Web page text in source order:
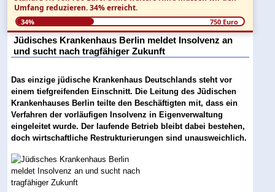
Umfang reduzieren.34% erreicht.
34% 750 Euro
Jüdisches Krankenhaus Berlin meldet Insolvenz an
und sucht nach tragfähiger Zukunft
Das einzige jüdische Krankenhaus Deutschlands steht vor
einem tiefgreifenden Einschnitt. Die Leitung des Jüdischen
Krankenhauses Berlin teilte den Beschäftigten mit, dass ein
Verfahren der vorläufigen Insolvenz in Eigenverwaltung
eingeleitet wurde. Der laufende Betrieb bleibt dabei bestehen,
doch wirtschaftliche Restrukturierungen sind unausweichlich.